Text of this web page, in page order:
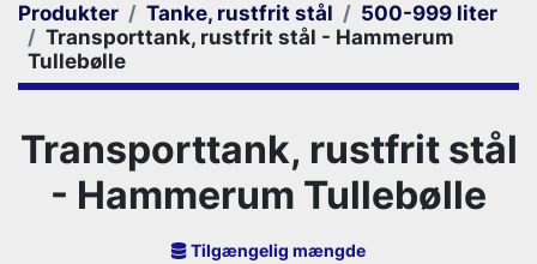
Produkter Tanke, rustfrit stål
500-999 liter
Transporttank, rustfrit stål - Hammerum
Tullebølle
Transporttank, rustfrit stål
- Hammerum Tullebølle
Tilgængelig mængde